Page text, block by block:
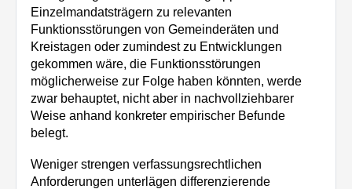
Einzelmandatsträgern zu relevanten
Funktionsstörungen von Gemeinderäten und
Kreistagen oder zumindest zu Entwicklungen
gekommen wäre, die Funktionsstörungen
möglicherweise zur Folge haben könnten, werde
zwar behauptet, nicht aber in nachvollziehbarer
Weise anhand konkreter empirischer Befunde
belegt.
Weniger strengen verfassungsrechtlichen
Anforderungen unterlägen differenzierende